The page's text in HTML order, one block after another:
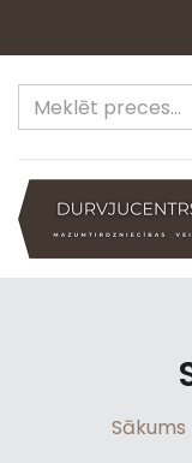
Sākums